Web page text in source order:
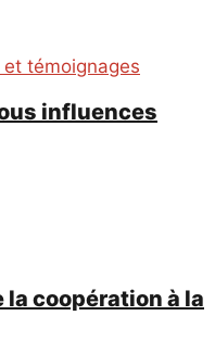
et témoignages
influences
la coopération à la